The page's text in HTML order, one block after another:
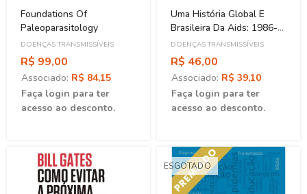
Foundations Of
Paleoparasitology
DOENÇAS TRANSMISSÍVEIS
R$ 99,00
Associado: R$ 84,15
Faça login para ter
acesso ao desconto.
Uma História Global E
Brasileira Da Aids: 1986-
2021
DOENÇAS TRANSMISSÍVEIS
R$ 46,00
Associado: R$ 39,10
Faça login para ter
acesso ao desconto.
ESGOTADO